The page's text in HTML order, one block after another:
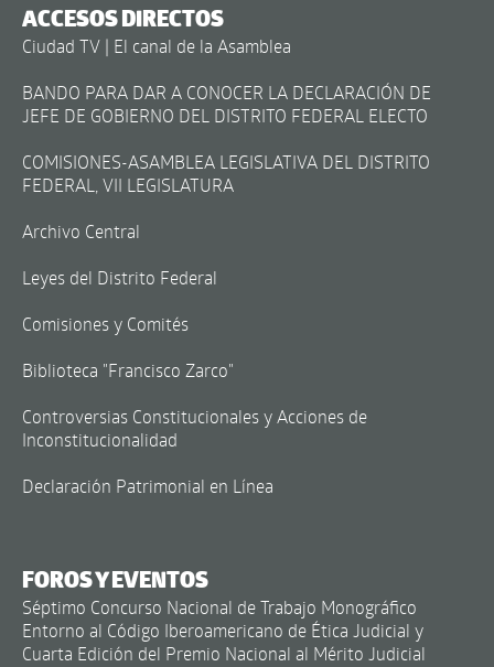
ACCESOS DIRECTOS
Ciudad TV | El canal de la Asamblea
BANDO PARA DAR A CONOCER LA DECLARACIÓN DE
JEFE DE GOBIERNO DEL DISTRITO FEDERAL ELECTO
COMISIONES-ASAMBLEA LEGISLATIVA DEL DISTRITO
FEDERAL, VII LEGISLATURA
Archivo Central
Leyes del Distrito Federal
Comisiones y Comités
Biblioteca "Francisco Zarco"
Controversias Constitucionales y Acciones de
Inconstitucionalidad
Declaración Patrimonial en Línea
FOROS Y EVENTOS
Séptimo Concurso Nacional de Trabajo Monográfico
Entorno al Código Iberoamericano de Ética Judicial y
Cuarta Edición del Premio Nacional al Mérito Judicial